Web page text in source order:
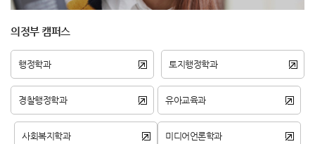
의정부 캠퍼스
행정학과 토지행정학과
경찰행정학과 유아교육과
사회복지학과 미디어언론학과